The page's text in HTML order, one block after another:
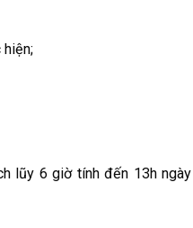
6 giờ tính đến 13h ngày